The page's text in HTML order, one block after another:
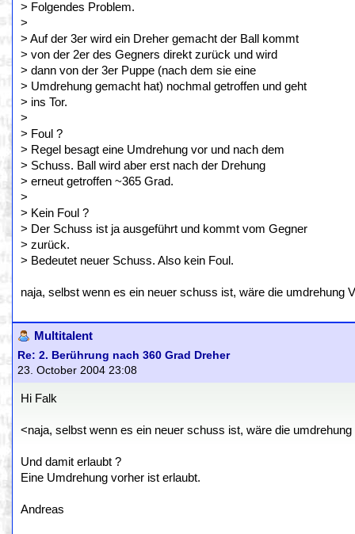
> Folgendes Problem.
>
> Auf der 3er wird ein Dreher gemacht der Ball kommt
> von der 2er des Gegners direkt zurück und wird
> dann von der 3er Puppe (nach dem sie eine
> Umdrehung gemacht hat) nochmal getroffen und geht
> ins Tor.
>
> Foul ?
> Regel besagt eine Umdrehung vor und nach dem
> Schuss. Ball wird aber erst nach der Drehung
> erneut getroffen ~365 Grad.
>
> Kein Foul ?
> Der Schuss ist ja ausgeführt und kommt vom Gegner
> zurück.
> Bedeutet neuer Schuss. Also kein Foul.
naja, selbst wenn es ein neuer schuss ist, wäre die umdrehung
Multitalent
Re: 2. Berührung nach 360 Grad Dreher
23. October 2004 23:08
Hi Falk
<naja, selbst wenn es ein neuer schuss ist, wäre die
Und damit erlaubt ?
Eine Umdrehung vorher ist erlaubt.
Andreas